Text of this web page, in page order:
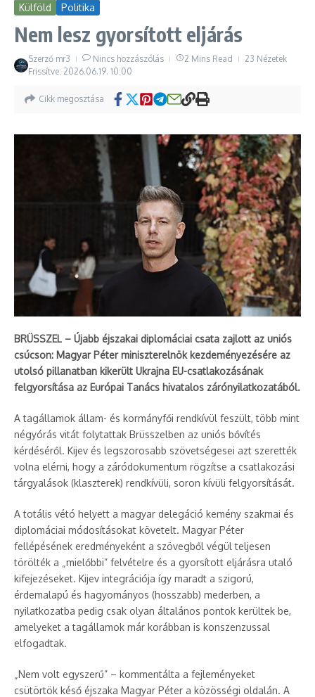
Külföld Politika
Nem lesz gyorsított eljárás
Szerző mr3 Nincs hozzászólás 2 Mins Read
23 Nézetek
Frissítve: 2026.06.19. 10:00
Cikk megosztása
BRÜSSZEL – Újabb éjszakai diplomáciai csata zajlott az uniós
csúcson: Magyar Péter miniszterelnök kezdeményezésére az
utolsó pillanatban kikerült Ukrajna EU-csatlakozásának
felgyorsítása az Európai Tanács hivatalos zárónyilatkozatából.
A tagállamok állam- és kormányfői rendkívül feszült, több mint
négyórás vitát folytattak Brüsszelben az uniós bővítés
kérdéséről. Kijev és legszorosabb szövetségesei azt szerették
volna elérni, hogy a záródokumentum rögzítse a csatlakozási
tárgyalások (klaszterek) rendkívüli, soron kívüli felgyorsítását.
A totális vétó helyett a magyar delegáció kemény szakmai és
diplomáciai módosításokat követelt. Magyar Péter
fellépésének eredményeként a szövegből végül teljesen
törölték a „mielőbbi” felvételre és a gyorsított eljárásra utaló
kifejezéseket. Kijev integrációja így maradt a szigorú,
érdemalapú és hagyományos (hosszabb) mederben, a
nyilatkozatba pedig csak olyan általános pontok kerültek be,
amelyeket a tagállamok már korábban is konszenzussal
elfogadtak.
„Nem volt egyszerű” – kommentálta a fejleményeket
csütörtök késő éjszaka Magyar Péter a közösségi oldalán. A